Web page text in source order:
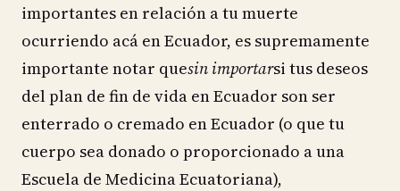
importantes en relación a tu muerte
ocurriendo acá en Ecuador, es supremamente
importante notar quesin importarsi tus deseos
del plan de fin de vida en Ecuador son ser
enterrado o cremado en Ecuador (o que tu
cuerpo sea donado o proporcionado a una
Escuela de Medicina Ecuatoriana),